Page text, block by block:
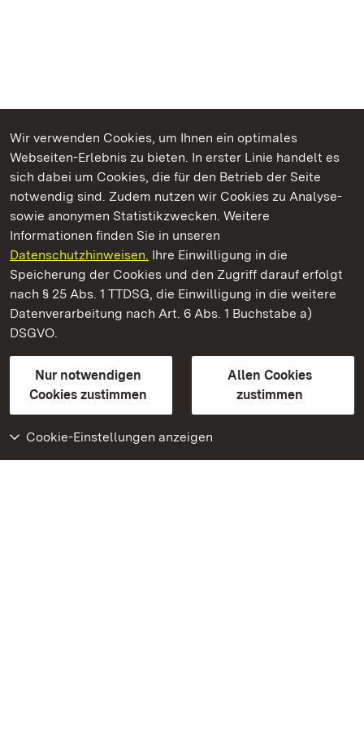
Wir verwenden Cookies, um Ihnen ein optimales
Webseiten-Erlebnis zu bieten. In erster Linie handelt es
sich dabei um Cookies, die für den Betrieb der Seite
notwendig sind. Zudem nutzen wir Cookies zu Analyse-
sowie anonymen Statistikzwecken. Weitere
Informationen finden Sie in unseren
Datenschutzhinweisen. Ihre Einwilligung in die
Speicherung der Cookies und den Zugriff darauf erfolgt
nach § 25 Abs. 1 TTDSG, die Einwilligung in die weitere
Datenverarbeitung nach Art. 6 Abs. 1 Buchstabe a)
DSGVO.
Nur notwendigen
Cookies zustimmen
Allen Cookies
zustimmen
Cookie-Einstellungen anzeigen
Kommen. Staunen. Genießen.
Schloss und Schlossgarten Schwetzingen
Staatliche Schlösser und Gärten Baden-Württemberg
Kontakt
GebärdenspracheLeichte Sprache
Erklärung zur Barrierefreiheit
BITV-konform (geprüfte Seiten)
Weiteres